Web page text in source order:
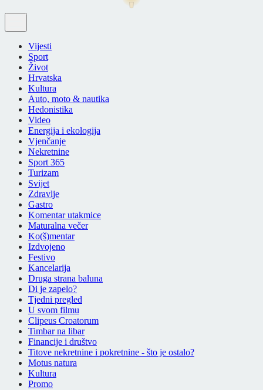
Vijesti
Sport
Život
Hrvatska
Kultura
Auto, moto & nautika
Hedonistika
Video
Energija i ekologija
Vjenčanje
Nekretnine
Sport 365
Turizam
Svijet
Zdravlje
Gastro
Komentar utakmice
Maturalna večer
Ko(š)mentar
Izdvojeno
Festivo
Kancelarija
Druga strana baluna
Di je zapelo?
Tjedni pregled
U svom filmu
Clipeus Croatorum
Timbar na libar
Financije i društvo
Titove nekretnine i pokretnine - što je ostalo?
Motus natura
Kultura
Promo